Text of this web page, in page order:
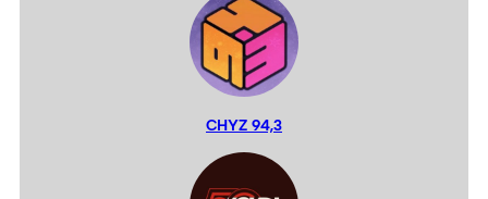
CHYZ 94,3